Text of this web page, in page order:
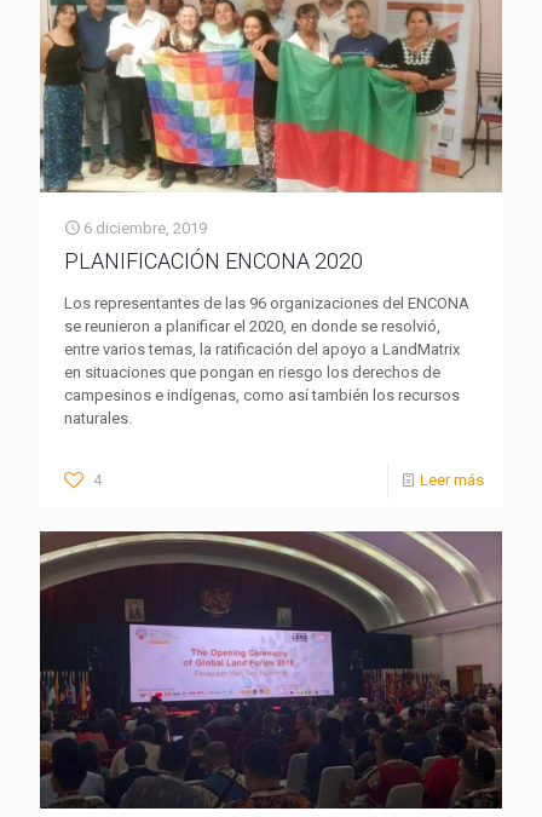
6 diciembre, 2019
PLANIFICACIÓN ENCONA 2020
Los representantes de las 96 organizaciones del ENCONA
se reunieron a planificar el 2020, en donde se resolvió,
entre varios temas, la ratificación del apoyo a LandMatrix
en situaciones que pongan en riesgo los derechos de
campesinos e indígenas, como así también los recursos
naturales.
4 Leer más